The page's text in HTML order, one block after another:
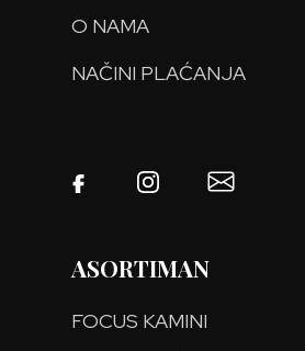
O NAMA
NAČINI PLAĆANJA
ASORTIMAN
FOCUS KAMINI